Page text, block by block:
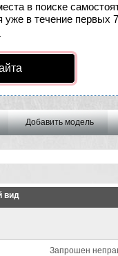
в поиске
в течение первых
Добавить модель
вид
Запрошен